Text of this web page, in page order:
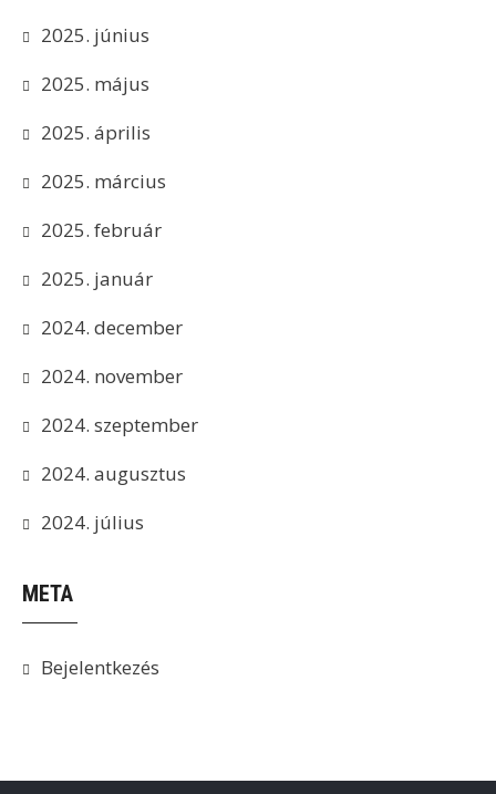
2025. június
2025. május
2025. április
2025. március
2025. február
2025. január
2024. december
2024. november
2024. szeptember
2024. augusztus
2024. július
META
Bejelentkezés